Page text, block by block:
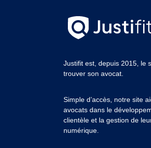
Justifit est, depuis 2015, le
trouver son avocat.
Simple d’accès, notre site
avocats dans le
clientèle et la gestion de
numérique.